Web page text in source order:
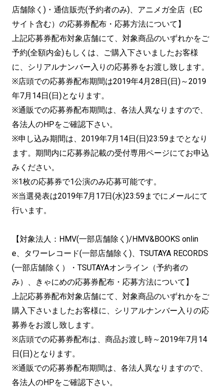
店舗除く)・通信販売(予約者のみ)、アニメガ全店（EC
サイト含む）の応募券配布・応募方法について】
上記応募券配布対象店舗にて、対象商品のいずれかをご
予約(全額内金)もしくは、ご購入下さいましたお客様
に、シリアルナンバー入りの応募券をお渡し致します。
※店頭での応募券配布期間は2019年4月28日(日)～2019
年7月14日(日)となります。
※通販での応募券配布期間は、各法人異なりますので、
各法人のHPをご確認下さい。
※申し込み期間は、2019年7月14日(日)23:59までとなり
ます。期間内に応募券記載の受付専用ページにてお申込
みください。
※1枚の応募券で1公演のみ応募可能です。
※当選発表は2019年7月17日(水)23:59までにメールにて
行います。
【対象法人：HMV(一部店舗除く)/HMV&BOOKS onlin
e、タワーレコード(一部店舗除く)、TSUTAYA RECORDS
(一部店舖除く）・TSUTAYAオンライン（予約者の
み）、きゃにめの応募券配布・応募方法について】
上記応募券配布対象店舗にて、対象商品のいずれかをご
購入下さいましたお客様に、シリアルナンバー入りの応
募券をお渡し致します。
※店頭での応募券配布は、商品お渡し時～2019年7月14
日(日)となります。
※通販での応募券配布期間は、各法人異なりますので、
各法人のHPをご確認下さい。